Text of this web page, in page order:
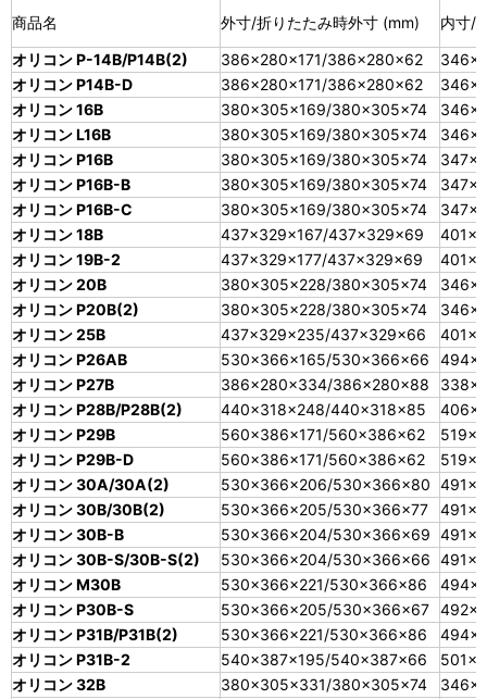
商品名 外寸/折りたたみ時外寸 (mm)
内寸/
オリコン P-14B/P14B(2)
386×280×171/386×280×62
オリコン P14B-D
386×280×171/386×280×62
オリコン 16B
380×305×169/380×305×74
オリコン L16B
380×305×169/380×305×74
オリコン P16B
380×305×169/380×305×74
オリコン P16B-B
380×305×169/380×305×74
オリコン P16B-C
380×305×169/380×305×74
オリコン 18B
437×329×167/437×329×69
オリコン 19B-2
437×329×177/437×329×69
オリコン 20B
380×305×228/380×305×74
オリコン P20B(2)
380×305×228/380×305×74
オリコン 25B
437×329×235/437×329×66
オリコン P26AB
530×366×165/530×366×66
オリコン P27B
386×280×334/386×280×88
オリコン P28B/P28B(2)
440×318×248/440×318×85
オリコン P29B
560×386×171/560×386×62
オリコン P29B-D
560×386×171/560×386×62
オリコン 30A/30A(2)
530×366×206/530×366×80
オリコン 30B/30B(2)
530×366×205/530×366×77
オリコン 30B-B
530×366×204/530×366×69
オリコン 30B-S/30B-S(2)
530×366×204/530×366×66
オリコン M30B
530×366×221/530×366×86
オリコン P30B-S
530×366×205/530×366×67
オリコン P31B/P31B(2)
530×366×221/530×366×86
オリコン P31B-2
540×387×195/540×387×66
オリコン 32B
380×305×331/380×305×74